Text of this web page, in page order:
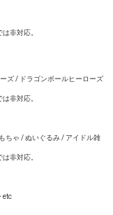
非対応。
ズ / ドラゴンボールヒーローズ
非対応。
ちゃ / ぬいぐるみ / アイドル雑
非対応。
etc